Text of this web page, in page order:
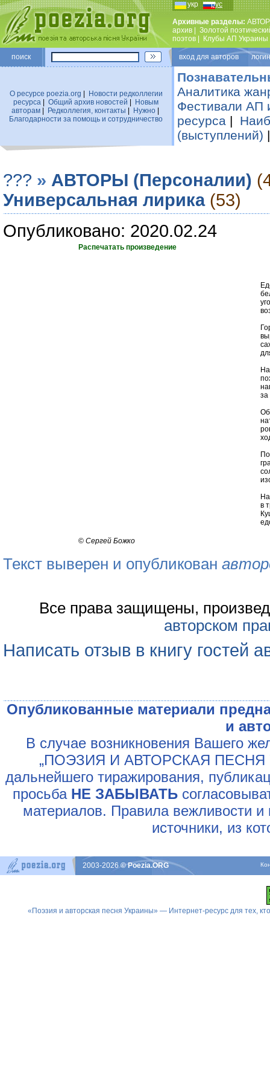
укр рус
Архивные разделы:
архив
Золотой
поэтов
Клубы АП Украины
поиск вход для авторов
О ресурсе poezia.org
Новости редколлегии
ресурса
Общий архив новостей
Новым
авторам| Редколлегия, контакты Нужно|
Благодарности за помощь и сотрудничество
Аналитика
Фестивали АП
ресурса |
(выступлений)
??? » АВТОРЫ (Персоналии)
Универсальная лирика (53)
Опубликовано: 2020.02.24
Распечатать произведение
за
в
© Сергей Божко
Текст выверен и опубликован
Все права защищены,
авторском
Написать отзыв в книгу гостей
Опубликованные материали
и
В случае возникновения Вашего
„ПОЭЗИЯ И АВТОРСКАЯ ПЕСНЯ
дальнейшего тиражирования,
просьба НЕ ЗАБЫВАТЬ
материалов. Правила вежливости и
источники, из
2003-2026© Poezia.ORG
«Поэзия и авторская песня Украины» — Интернет-ресурс для тех,